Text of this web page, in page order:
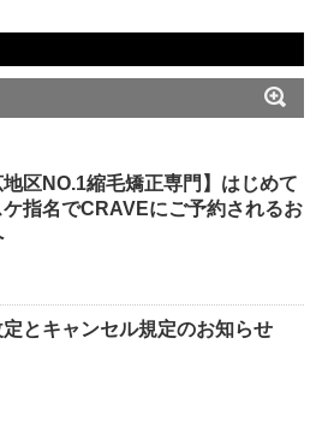
地区NO.1縮毛矯正専門】はじめて
ケ指名でCRAVEにご予約されるお
とキャンセル規定のお知らせ